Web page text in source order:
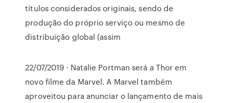
títulos considerados originais, sendo de
produção do próprio serviço ou mesmo de
distribuição global (assim
22/07/2019 · Natalie Portman será a Thor em
novo filme da Marvel. A Marvel também
aproveitou para anunciar o lançamento de mais